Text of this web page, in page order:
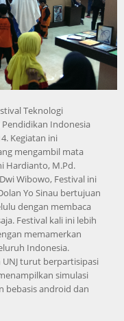
Teknologi
Indonesia
Kegiatan ini
mengambil mata
Hardianto, M.Pd.
Wibowo, Festival ini
Yo Sinau bertujuan
dengan membaca
Festival kali ini lebih
memamerkan
Indonesia.
UNJ turut berpartisipasi
simulasi
bebasis android dan